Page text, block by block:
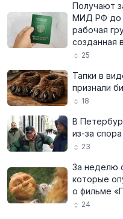
Получают
МИД РФ до
рабочая
созданная
25
Тапки в
признали
18
В
из-за
23
За неделю
которые
о фильме
24